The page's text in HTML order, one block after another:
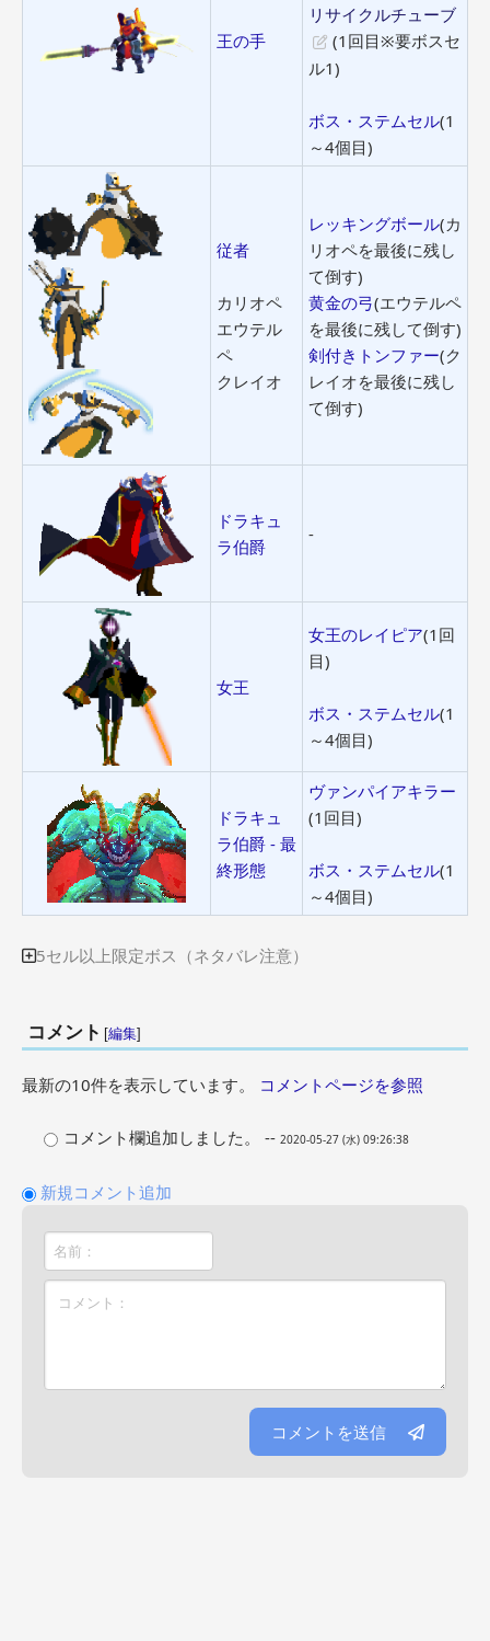
王の手
リサイクルチューブ
(1回目※要ボスセ
ル1)
ボス・ステムセル(1
～4個目)
従者
カリオペ
エウテル
ペ
クレイオ
レッキングボール(カ
リオペを最後に残し
て倒す)
黄金の弓(エウテルペ
を最後に残して倒す)
剣付きトンファー(ク
レイオを最後に残し
て倒す)
ドラキュ
ラ伯爵
-
女王
女王のレイピア(1回
目)
ボス・ステムセル(1
～4個目)
ドラキュ
ラ伯爵 - 最
終形態
ヴァンパイアキラー
(1回目)
ボス・ステムセル(1
～4個目)
5セル以上限定ボス（ネタバレ注意）
コメント [編集]
最新の10件を表示しています。 コメントページを参照
コメント欄追加しました。 -- 2020-05-27 (水) 09:26:38
新規コメント追加
コメントを送信